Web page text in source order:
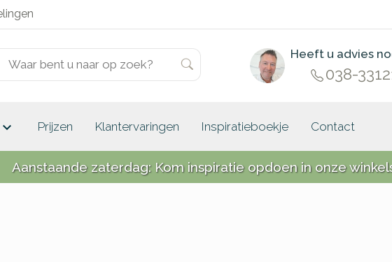
Heeft u advies
038-
keyboard_arrow_down Prijzen Klantervaringen Inspiratieboekje Contact
Aanstaande zaterdag: Kom inspiratie opdoen in onze